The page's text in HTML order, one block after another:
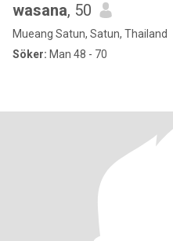
wasana, 50
Mueang Satun, Satun, Thailand
Söker: Man 48 - 70